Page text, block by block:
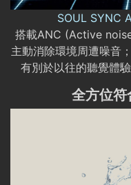
SOUL SYNC
搭載ANC (Active
主動消除環境周遭噪音
有別於以往的聽覺體
全方位符